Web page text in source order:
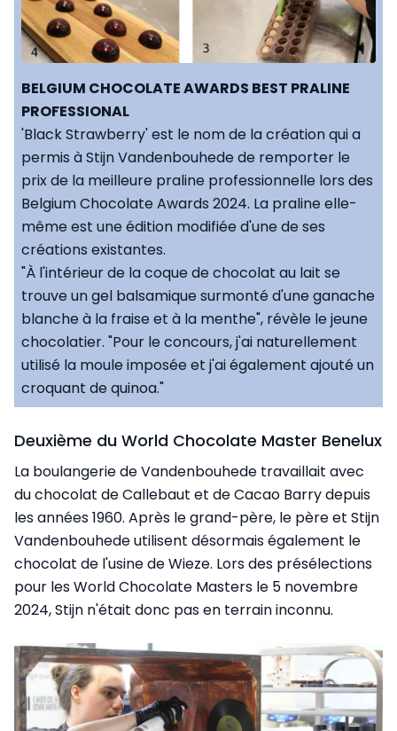
BELGIUM CHOCOLATE AWARDS BEST PRALINE
PROFESSIONAL
'Black Strawberry' est le nom de la création qui a
permis à Stijn Vandenbouhede de remporter le
prix de la meilleure praline professionnelle lors des
Belgium Chocolate Awards 2024. La praline elle-
même est une édition modifiée d'une de ses
créations existantes.
"À l'intérieur de la coque de chocolat au lait se
trouve un gel balsamique surmonté d'une ganache
blanche à la fraise et à la menthe", révèle le jeune
chocolatier. "Pour le concours, j'ai naturellement
utilisé la moule imposée et j'ai également ajouté un
croquant de quinoa."
Deuxième du World Chocolate Master Benelux
La boulangerie de Vandenbouhede travaillait avec
du chocolat de Callebaut et de Cacao Barry depuis
les années 1960. Après le grand-père, le père et Stijn
Vandenbouhede utilisent désormais également le
chocolat de l'usine de Wieze. Lors des présélections
pour les World Chocolate Masters le 5 novembre
2024, Stijn n'était donc pas en terrain inconnu.